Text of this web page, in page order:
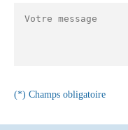
(*) Champs obligatoire